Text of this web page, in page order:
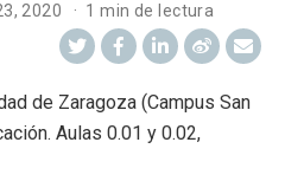
2020 1 min de lectura
de Zaragoza (Campus San
Aulas 0.01 y 0.02,